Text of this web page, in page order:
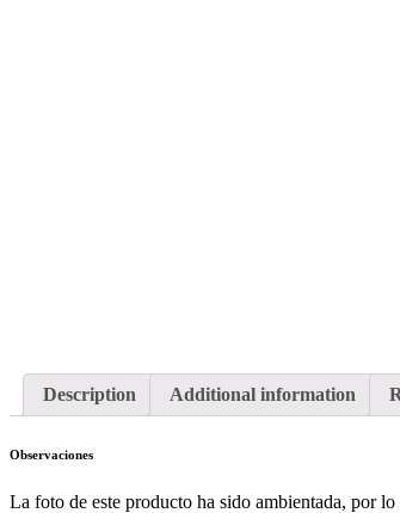
Description Additional information
Observaciones
La foto de este producto ha sido ambientada, por